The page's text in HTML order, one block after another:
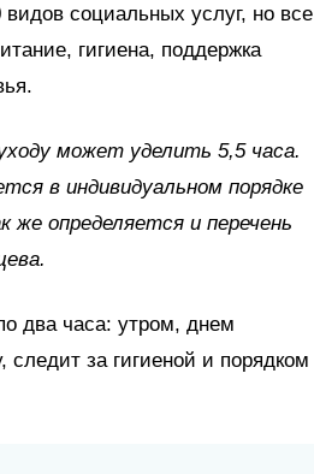
социальных услуг, но все
гигиена, поддержка
может уделить 5,5 часа.
в индивидуальном порядке
определяется и перечень
два часа: утром, днем
за гигиеной и порядком